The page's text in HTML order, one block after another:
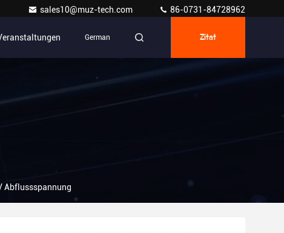
sales10@muz-tech.com 86-0731-84728962
German Zitat
Abflussspannung